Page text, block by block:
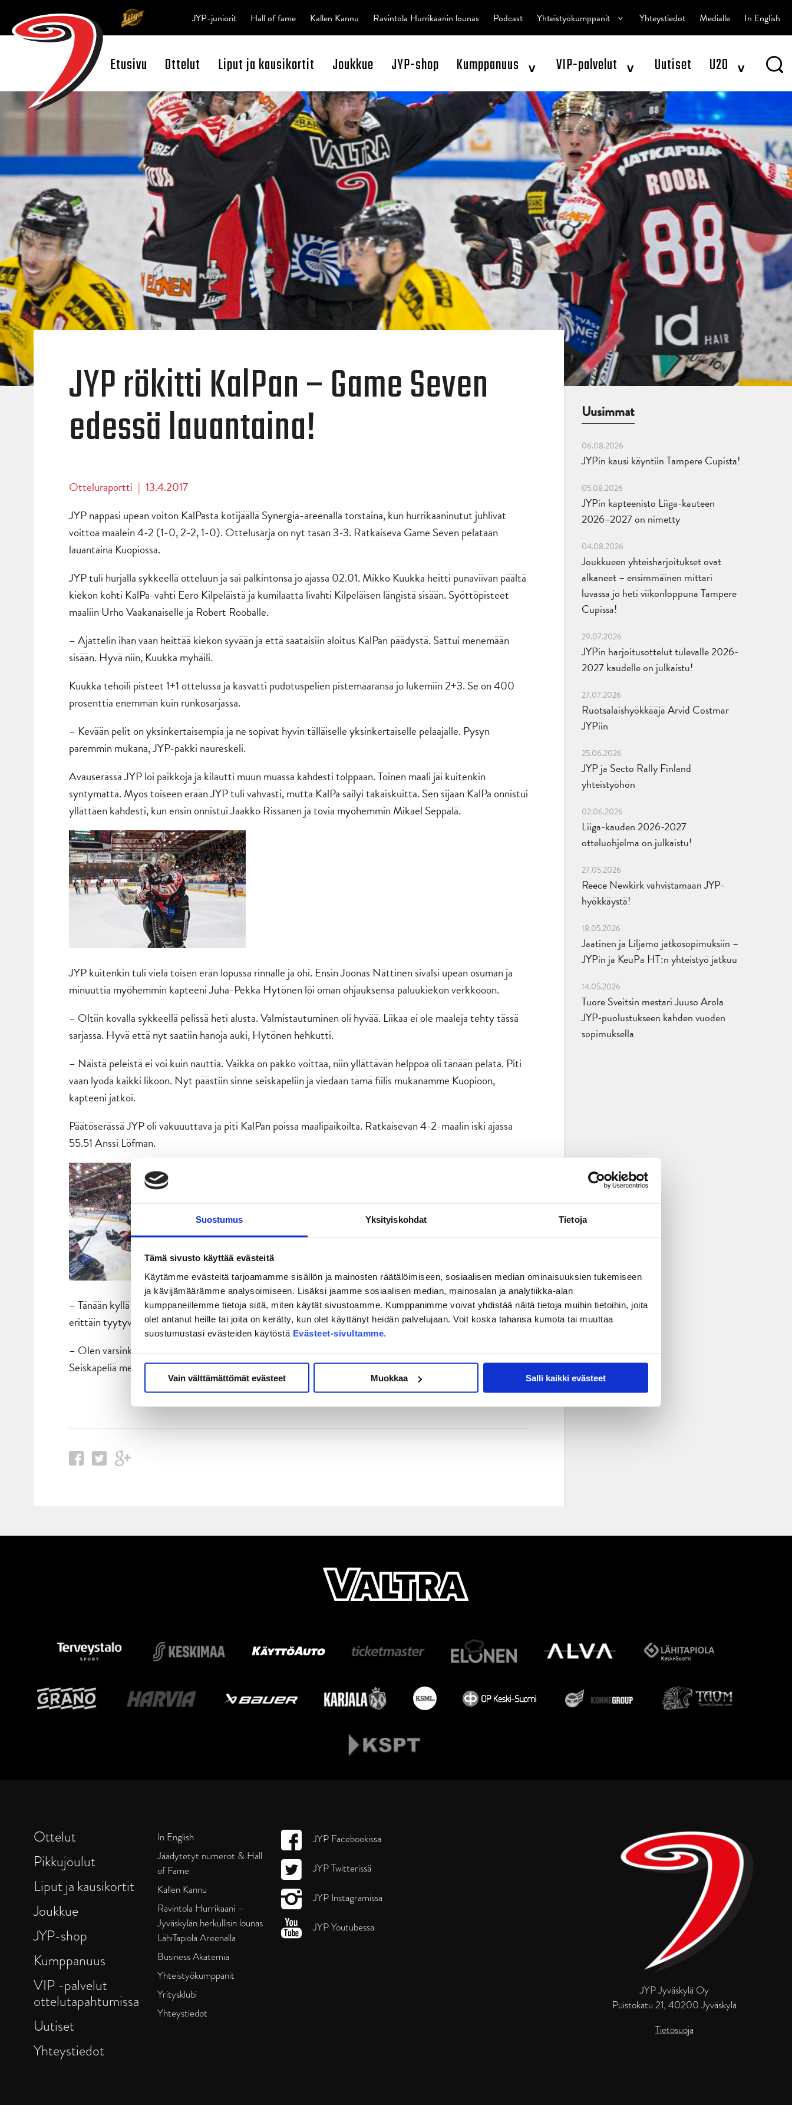
Suostumus Yksityiskohdat Tietoja
Tämä sivusto käyttää evästeitä
Käytämme evästeitä tarjoamamme sisällön ja mainosten räätälöimiseen, sosiaalisen median ominaisuuksien tukemiseen
ja kävijämäärämme analysoimiseen. Lisäksi jaamme sosiaalisen median, mainosalan ja analytiikka-alan
kumppaneillemme tietoja siitä, miten käytät sivustoamme. Kumppanimme voivat yhdistää näitä tietoja muihin tietoihin, joita
olet antanut heille tai joita on kerätty, kun olet käyttänyt heidän palvelujaan. Voit koska tahansa kumota tai muuttaa
suostumustasi evästeiden käytöstä Evästeet-sivultamme.
Vain välttämättömät evästeet Muokkaa Salli kaikki evästeet
Open Search
Etusivu Ottelut Liput ja kausikortit Joukkue JYP-shop Kumppanuus ^ VIP-palvelut ^ Uutiset U20 ^
JYP-juniorit Hall of fame Kallen Kannu Ravintola Hurrikaanin lounas Podcast Yhteistyökumppanit ^ Yhteystiedot Medialle In English
JYP rökitti KalPan – Game Seven
edessä lauantaina!
Otteluraportti | 13.4.2017
JYP nappasi upean voiton KalPasta kotijäällä Synergia-areenalla torstaina, kun hurrikaaninutut juhlivat
voittoa maalein 4-2 (1-0, 2-2, 1-0). Ottelusarja on nyt tasan 3-3. Ratkaiseva Game Seven pelataan
lauantaina Kuopiossa.
JYP tuli hurjalla sykkeellä otteluun ja sai palkintonsa jo ajassa 02.01. Mikko Kuukka heitti punaviivan päältä
kiekon kohti KalPa-vahti Eero Kilpeläistä ja kumilaatta livahti Kilpeläisen längistä sisään. Syöttöpisteet
maaliin Urho Vaakanaiselle ja Robert Rooballe.
– Ajattelin ihan vaan heittää kiekon syvään ja että saataisiin aloitus KalPan päädystä. Sattui menemään
sisään. Hyvä niin, Kuukka myhäili.
Kuukka tehoili pisteet 1+1 ottelussa ja kasvatti pudotuspelien pistemääränsä jo lukemiin 2+3. Se on 400
prosenttia enemmän kuin runkosarjassa.
– Kevään pelit on yksinkertaisempia ja ne sopivat hyvin tälläiselle yksinkertaiselle pelaajalle. Pysyn
paremmin mukana, JYP-pakki naureskeli.
Avauserässä JYP loi paikkoja ja kilautti muun muassa kahdesti tolppaan. Toinen maali jäi kuitenkin
syntymättä. Myös toiseen erään JYP tuli vahvasti, mutta KalPa säilyi takaiskuitta. Sen sijaan KalPa onnistui
yllättäen kahdesti, kun ensin onnistui Jaakko Rissanen ja tovia myöhemmin Mikael Seppälä.
JYP kuitenkin tuli vielä toisen erän lopussa rinnalle ja ohi. Ensin Joonas Nättinen sivalsi upean osuman ja
minuuttia myöhemmin kapteeni Juha-Pekka Hytönen löi oman ohjauksensa paluukiekon verkkooon.
– Oltiin kovalla sykkeellä pelissä heti alusta. Valmistautuminen oli hyvää. Liikaa ei ole maaleja tehty tässä
sarjassa. Hyvä että nyt saatiin hanoja auki, Hytönen hehkutti.
– Näistä peleistä ei voi kuin nauttia. Vaikka on pakko voittaa, niin yllättävän helppoa oli tänään pelata. Piti
vaan lyödä kaikki likoon. Nyt päästiin sinne seiskapeliin ja viedään tämä fiilis mukanamme Kuopioon,
kapteeni jatkoi.
Päätöserässä JYP oli vakuuuttava ja piti KalPan poissa maalipaikoilta. Ratkaisevan 4-2-maalin iski ajassa
55.51 Anssi Löfman.
– Tänään kyllä kaikki olivat asialla ja pelissä sisässä. Sen pystyi varmasti aistimaan katsomoon saakka. Olen
erittäin tyytyväinen meidän tunnelataukseen, JYP-luotsi Marko Virtanen summasi.
– Olen varsinkin tyytyväinen siihen, miten me tultiin peliin ja miten säilytettiin se vire koko ottelun ajan.
Seiskapeliä me on tänä keväänä kerran jo harjoiteltu. Lauantaina paras voittakoon, Virtanen jatkoi.
Uusimmat
06.08.2026
JYPin kausi käyntiin Tampere Cupista!
05.08.2026
JYPin kapteenisto Liiga-kauteen
2026–2027 on nimetty
04.08.2026
Joukkueen yhteisharjoitukset ovat
alkaneet – ensimmäinen mittari
luvassa jo heti viikonloppuna Tampere
Cupissa!
29.07.2026
JYPin harjoitusottelut tulevalle 2026-
2027 kaudelle on julkaistu!
27.07.2026
Ruotsalaishyökkääjä Arvid Costmar
JYPiin
25.06.2026
JYP ja Secto Rally Finland
yhteistyöhön
02.06.2026
Liiga-kauden 2026-2027
otteluohjelma on julkaistu!
27.05.2026
Reece Newkirk vahvistamaan JYP-
hyökkäystä!
18.05.2026
Jaatinen ja Liljamo jatkosopimuksiin –
JYPin ja KeuPa HT:n yhteistyö jatkuu
14.05.2026
Tuore Sveitsin mestari Juuso Arola
JYP-puolustukseen kahden vuoden
sopimuksella
JYP Jyväskylä Oy
Puistokatu 21, 40200 Jyväskylä
Tietosuoja
Ottelut
Pikkujoulut
Liput ja kausikortit
Joukkue
JYP-shop
Kumppanuus
VIP -palvelut
ottelutapahtumissa
Uutiset
Yhteystiedot
In English
Jäädytetyt numerot & Hall
of Fame
Kallen Kannu
Ravintola Hurrikaani –
Jyväskylän herkullisin lounas
LähiTapiola Areenalla
Business Akatemia
Yhteistyökumppanit
Yritysklubi
Yhteystiedot
JYP Facebookissa
JYP Twitterissä
JYP Instagramissa
JYP Youtubessa